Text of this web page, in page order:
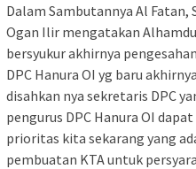
Dalam Sambutannya Al Fatan,
Ogan Ilir mengatakan
bersyukur akhirnya
DPC Hanura OI yg baru
disahkan nya sekretaris DPC
pengurus DPC Hanura OI
prioritas kita sekarang yang
pembuatan KTA untuk